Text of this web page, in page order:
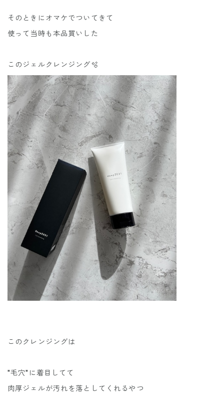
そのときにオマケでついてきて
使って当時も本品買いした
このジェルクレンジング🫧
このクレンジングは
"毛穴"に着目してて
肉厚ジェルが汚れを落としてくれるやつ